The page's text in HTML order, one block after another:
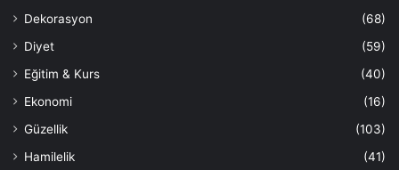
Dekorasyon
(68)
Diyet
(59)
Eğitim & Kurs
(40)
Ekonomi
(16)
Güzellik
(103)
Hamilelik
(41)